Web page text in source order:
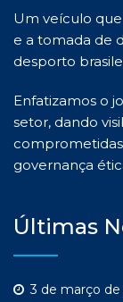
Um veículo
e a tomada de
desporto
Enfatizamos o
setor, dando
governança
Últimas
3 de março de